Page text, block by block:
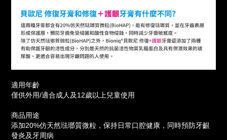
適用年齡
僅供外用/適合成人及12歲以上兒童使用
商品用途
添加20%仿天然琺瑯質微粒，保持日常口腔健康，同時預防牙齦
發炎及牙周病